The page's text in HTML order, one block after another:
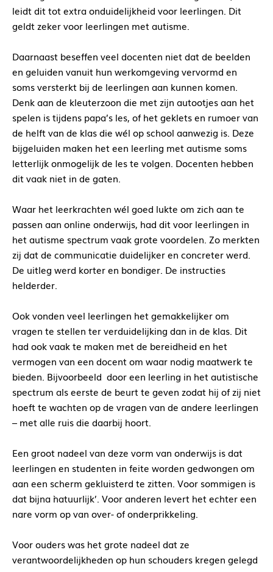
leidt dit tot extra onduidelijkheid voor leerlingen. Dit
geldt zeker voor leerlingen met autisme.
Daarnaast beseffen veel docenten niet dat de beelden
en geluiden vanuit hun werkomgeving vervormd en
soms versterkt bij de leerlingen aan kunnen komen.
Denk aan de kleuterzoon die met zijn autootjes aan het
spelen is tijdens papa’s les, of het geklets en rumoer van
de helft van de klas die wél op school aanwezig is. Deze
bijgeluiden maken het een leerling met autisme soms
letterlijk onmogelijk de les te volgen. Docenten hebben
dit vaak niet in de gaten.
Waar het leerkrachten wél goed lukte om zich aan te
passen aan online onderwijs, had dit voor leerlingen in
het autisme spectrum vaak grote voordelen. Zo merkten
zij dat de communicatie duidelijker en concreter werd.
De uitleg werd korter en bondiger. De instructies
helderder.
Ook vonden veel leerlingen het gemakkelijker om
vragen te stellen ter verduidelijking dan in de klas. Dit
had ook vaak te maken met de bereidheid en het
vermogen van een docent om waar nodig maatwerk te
bieden. Bijvoorbeeld door een leerling in het autistische
spectrum als eerste de beurt te geven zodat hij of zij niet
hoeft te wachten op de vragen van de andere leerlingen
– met alle ruis die daarbij hoort.
Een groot nadeel van deze vorm van onderwijs is dat
leerlingen en studenten in feite worden gedwongen om
aan een scherm gekluisterd te zitten. Voor sommigen is
dat bijna `natuurlijk’. Voor anderen levert het echter een
nare vorm op van over- of onderprikkeling.
Voor ouders was het grote nadeel dat ze
verantwoordelijkheden op hun schouders kregen gelegd